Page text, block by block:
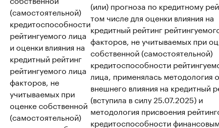
(самостоятельной)
кредитоспособности
рейтингуемого лица
и оценки влияния на
кредитный рейтинг
рейтингуемого лица
факторов, не
учитываемых при
оценке собственной
(самостоятельной)
(или) прогноза по кредитному
том числе для оценки влияния на
кредитный рейтинг
факторов, не учитываемых при
собственной (самостоятельной)
кредитоспособности
лица, применялась методология
внешнего влияния на кредитный
(вступила в силу 25.07.2025) и
методология присвоения
кредитоспособности